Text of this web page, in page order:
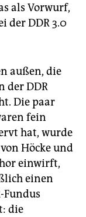
als Vorwurf,
der DDR 3.0
außen, die
der DDR
Die paar
fein
hat, wurde
Höcke und
einwirft,
einen
Fundus
die